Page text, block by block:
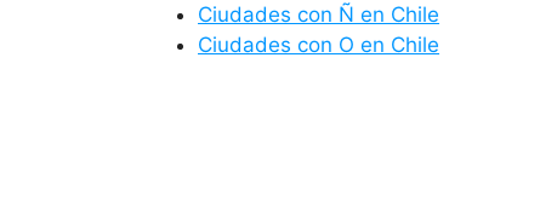
Ciudades con Ñ en Chile
Ciudades con O en Chile